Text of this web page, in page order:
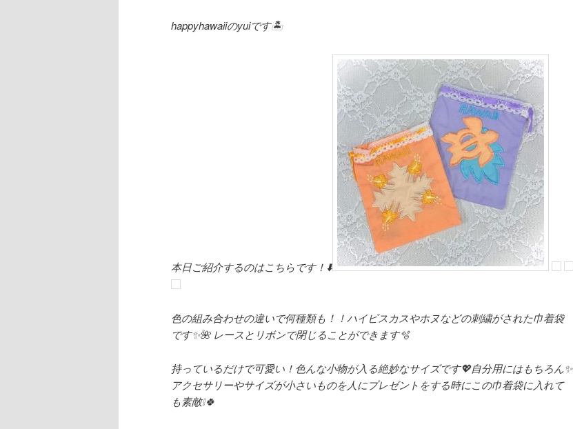
happyhawaiiのyuiです🏝
本日ご紹介するのはこちらです！⬇️
色の組み合わせの違いで何種類も！！ハイビスカスやホヌなどの刺繍がされた巾着袋
です✨🌺 レースとリボンで閉じることができます🫧
持っているだけで可愛い！色んな小物が入る絶妙なサイズです💖自分用にはもちろん✨
アクセサリーやサイズが小さいものを人にプレゼントをする時にこの巾着袋に入れて
も素敵❕🍀